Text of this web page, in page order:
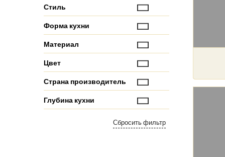
Стиль
Форма кухни
Материал
Цвет
Страна производитель
Глубина кухни